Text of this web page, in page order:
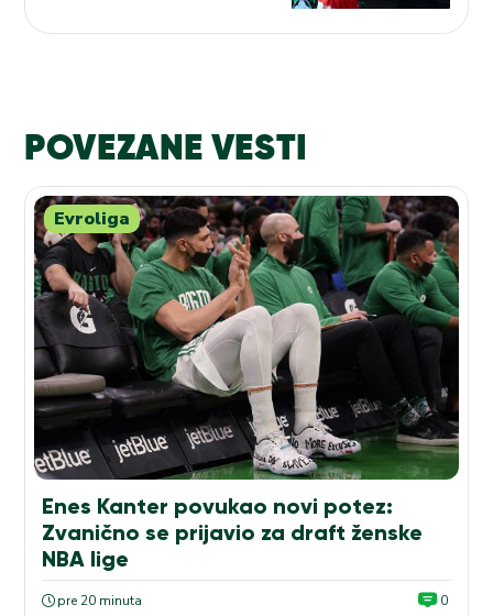
POVEZANE VESTI
Evroliga
Enes Kanter povukao novi potez:
Zvanično se prijavio za draft ženske
NBA lige
pre 20 minuta 0